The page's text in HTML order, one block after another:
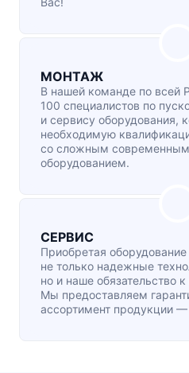
МОНТАЖ
В нашей команде по всей
100 специалистов по
и сервису оборудования,
необходимую
со сложным
оборудованием.
СЕРВИС
Приобретая
не только надежные
но и наше обязательство к
Мы предоставляем
ассортимент продукции